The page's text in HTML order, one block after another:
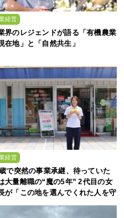
経営
界のレジェンドが語る「有機農業
在地」と「自然共生」
経営
で突然の事業承継、待っていた
大量離職の“魔の5年” 2代目の女
が「この地を選んでくれた人を守
と誓った日